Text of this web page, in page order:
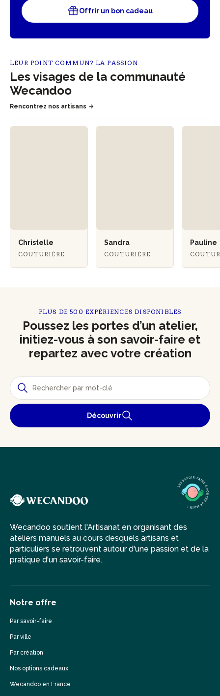
Offrir un bon cadeau
LEUR POINT COMMUN? LA PASSION
Les visages de la communauté
Wecandoo
Rencontrez nos artisans
Christelle
COUTURIÈRE
Sandra
COUTURIÈRE
Pauline
PLUS DE 500 EXPÉRIENCES DISPONIBLES
Poussez les portes d’un atelier,
initiez-vous à son savoir-faire et
repartez avec votre création
Découvrir
Wecandoo soutient l'Artisanat en organisant des
ateliers manuels au cours desquels artisans et
particuliers se retrouvent autour d'une passion et de la
pratique d'un savoir-faire.
Notre offre
Par savoir-faire
Par ville
Par création
Nos options cadeaux
Wecandoo en France